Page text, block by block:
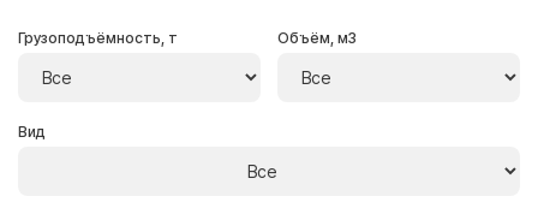
Грузоподъёмность, т Объём, м3
Вид